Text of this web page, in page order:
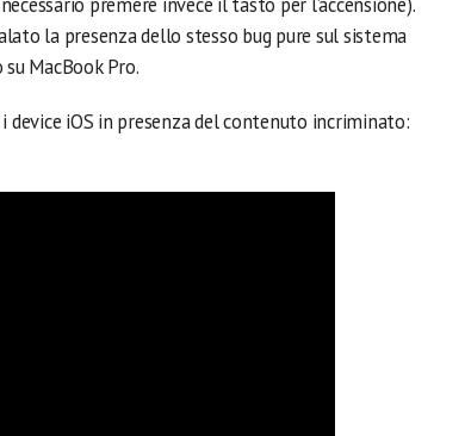
la presenza dello stesso bug pure sul sistema
MacBook Pro.
device iOS in presenza del contenuto incriminato: